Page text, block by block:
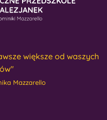
większe od waszych
Mazzarello